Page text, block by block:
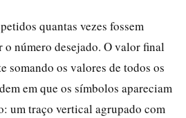
quantas vezes fossem
o número desejado. O valor final
somando os valores de todos os
em que os símbolos apareciam
um traço vertical agrupado com